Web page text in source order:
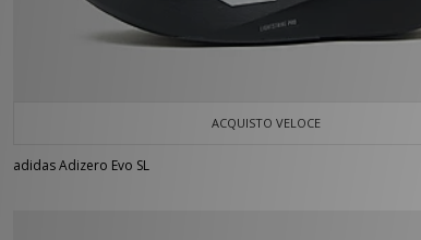
ACQUISTO VELOCE
adidas Adizero Evo SL